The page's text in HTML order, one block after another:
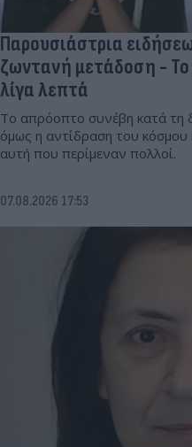
Παρουσιάστρια
ζωντανή μετάδοση - Το
λίγα λεπτά
Το απρόοπτο συνέβη κατά τη
όμως η αντίδραση του
αυτή που περίμεναν πολλοί.
07.08.2026 17:53